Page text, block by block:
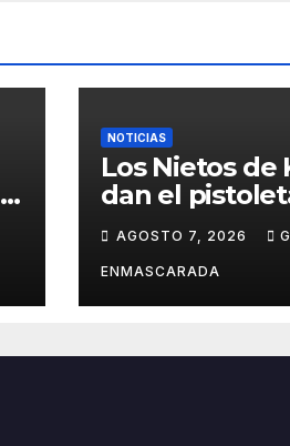
NOTICIAS
Los Nietos de
dan el
2027 con el
sus ensayos
AGOSTO 7, 2026
ENMASCARADA